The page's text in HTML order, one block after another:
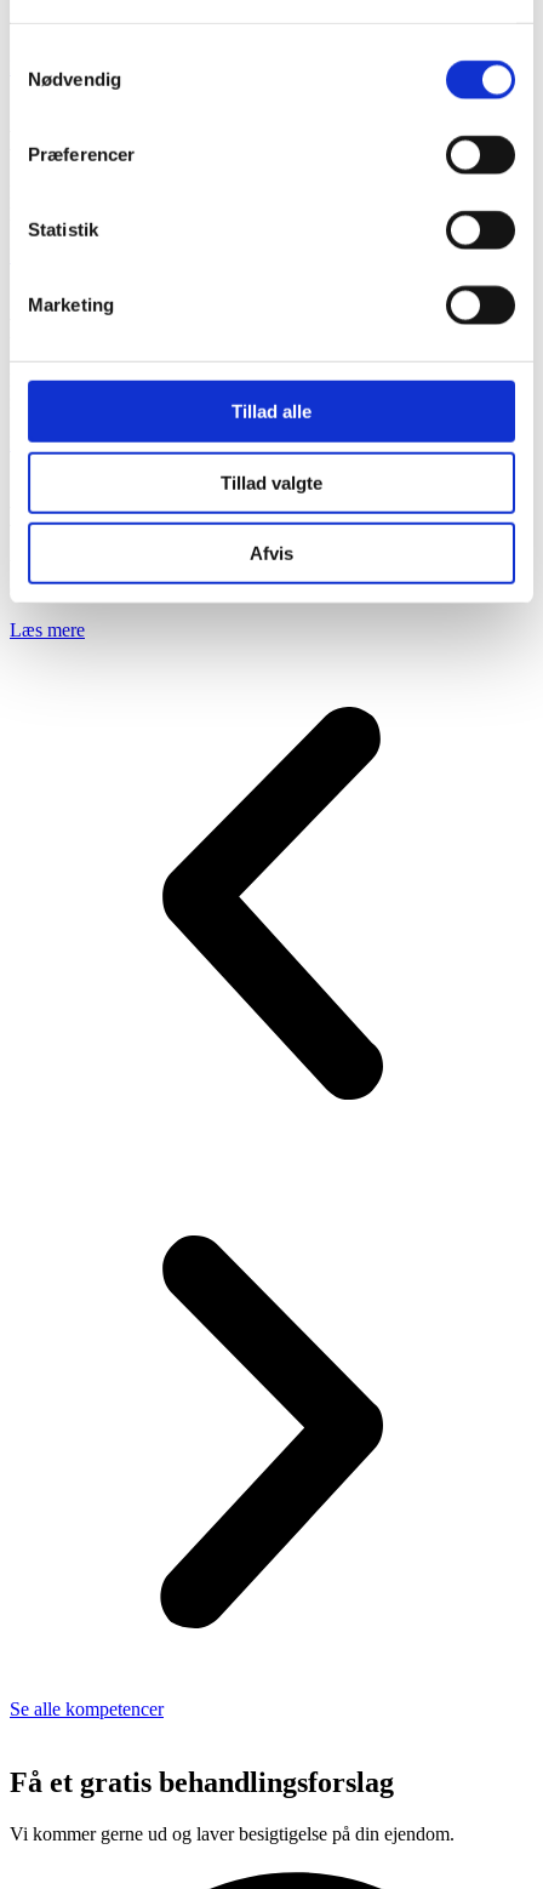
Nødvendig
Præferencer
Statistik
Marketing
Tillad alle
Tillad valgte
Afvis
tilbyder effektive behandlinger, der også kan påføres indefra…
Læs mere
Epoxy - skridsikre belægninger
Med facadeisolering med puds kan du kombinere en ny smuk
facadeløsning med væsentlige besparelser på varmeregningen…
Læs mere
Murerarbejde
erhverv indenfor renovering, reparationer og transformationer…
Læs mere
Se alle kompetencer
Få et gratis behandlingsforslag
Vi kommer gerne ud og laver besigtigelse på din ejendom.